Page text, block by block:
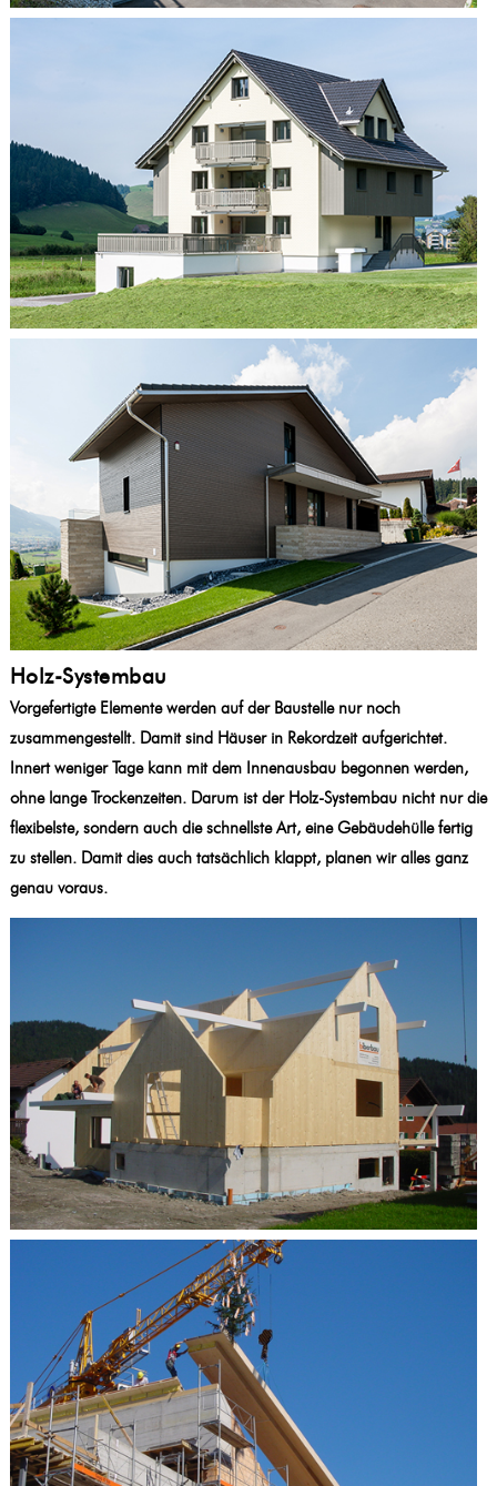
Holz-Systembau
Vorgefertigte Elemente werden auf der Baustelle nur noch
zusammengestellt. Damit sind Häuser in Rekordzeit aufgerichtet.
Innert weniger Tage kann mit dem Innenausbau begonnen werden,
ohne lange Trockenzeiten. Darum ist der Holz-Systembau nicht nur die
flexibelste, sondern auch die schnellste Art, eine Gebäudehülle fertig
zu stellen. Damit dies auch tatsächlich klappt, planen wir alles ganz
genau voraus.